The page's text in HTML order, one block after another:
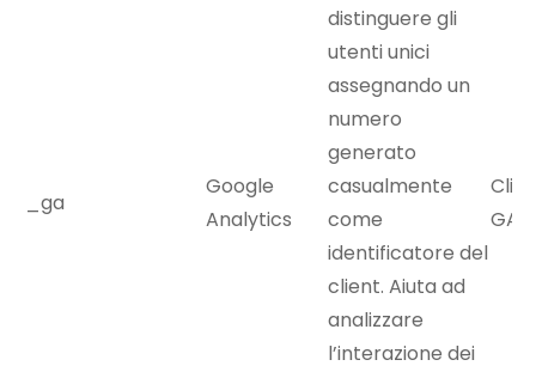
_ga
Google
Analytics
distinguere gli
utenti unici
assegnando un
numero
generato
casualmente
come
identificatore del
client. Aiuta ad
analizzare
l’interazione dei